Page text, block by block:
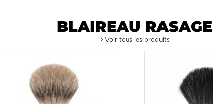
BLAIREAU RASAGE
Voir tous les produits